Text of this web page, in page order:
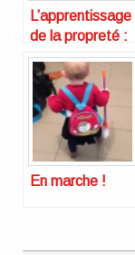
L’apprentissage
de la propreté :
pour ou contre ?
En marche !